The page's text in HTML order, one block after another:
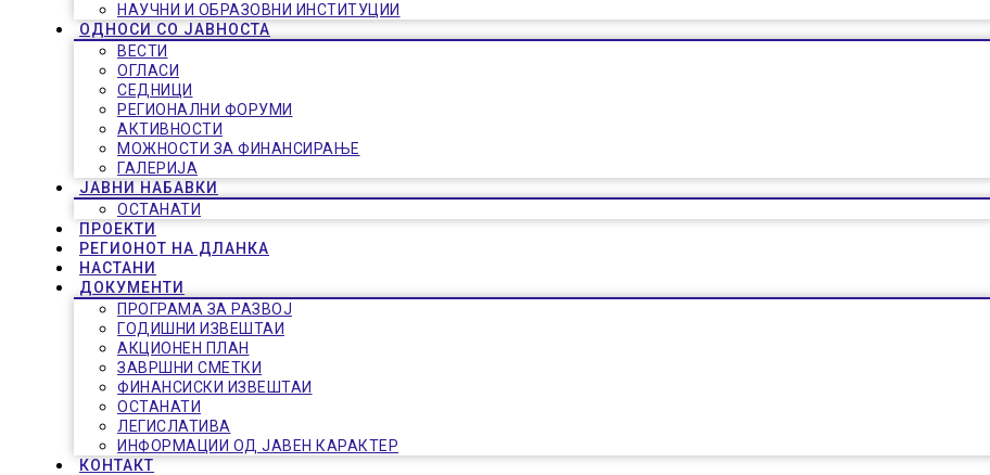
НАУЧНИ И ОБРАЗОВНИ ИНСТИТУЦИИ
ОДНОСИ СО ЈАВНОСТА
ВЕСТИ
ОГЛАСИ
СЕДНИЦИ
РЕГИОНАЛНИ ФОРУМИ
АКТИВНОСТИ
МОЖНОСТИ ЗА ФИНАНСИРАЊЕ
ГАЛЕРИЈА
ЈАВНИ НАБАВКИ
ОСТАНАТИ
ПРОЕКТИ
РЕГИОНОТ НА ДЛАНКА
НАСТАНИ
ДОКУМЕНТИ
ПРОГРАМА ЗА РАЗВОЈ
ГОДИШНИ ИЗВЕШТАИ
АКЦИОНЕН ПЛАН
ЗАВРШНИ СМЕТКИ
ФИНАНСИСКИ ИЗВЕШТАИ
ОСТАНАТИ
ЛЕГИСЛАТИВА
ИНФОРМАЦИИ ОД ЈАВЕН КАРАКТЕР
КОНТАКТ